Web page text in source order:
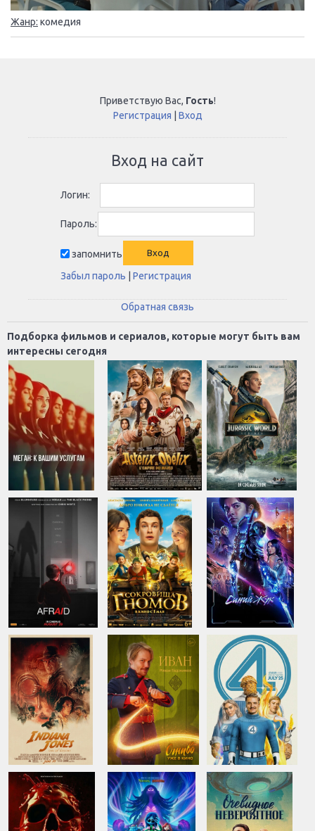
Жанр: комедия
Приветствую Вас, Гость!
Регистрация | Вход
Вход на сайт
Логин:
Пароль:
запомнить
Забыл пароль | Регистрация
Обратная связь
Подборка фильмов и сериалов, которые могут быть вам
интересны сегодня